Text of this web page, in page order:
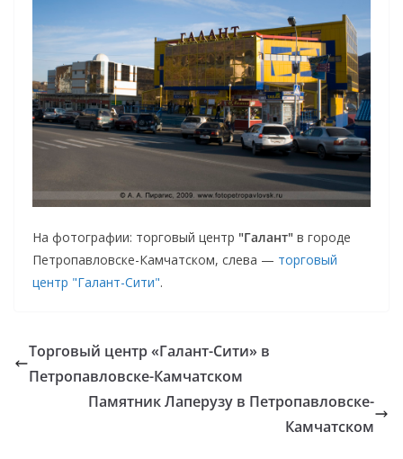
На фотографии: торговый центр "Галант" в городе
Петропавловске-Камчатском, слева — торговый
центр "Галант-Сити".
Торговый центр «Галант-Сити» в
Петропавловске-Камчатском
Памятник Лаперузу в Петропавловске-
Камчатском